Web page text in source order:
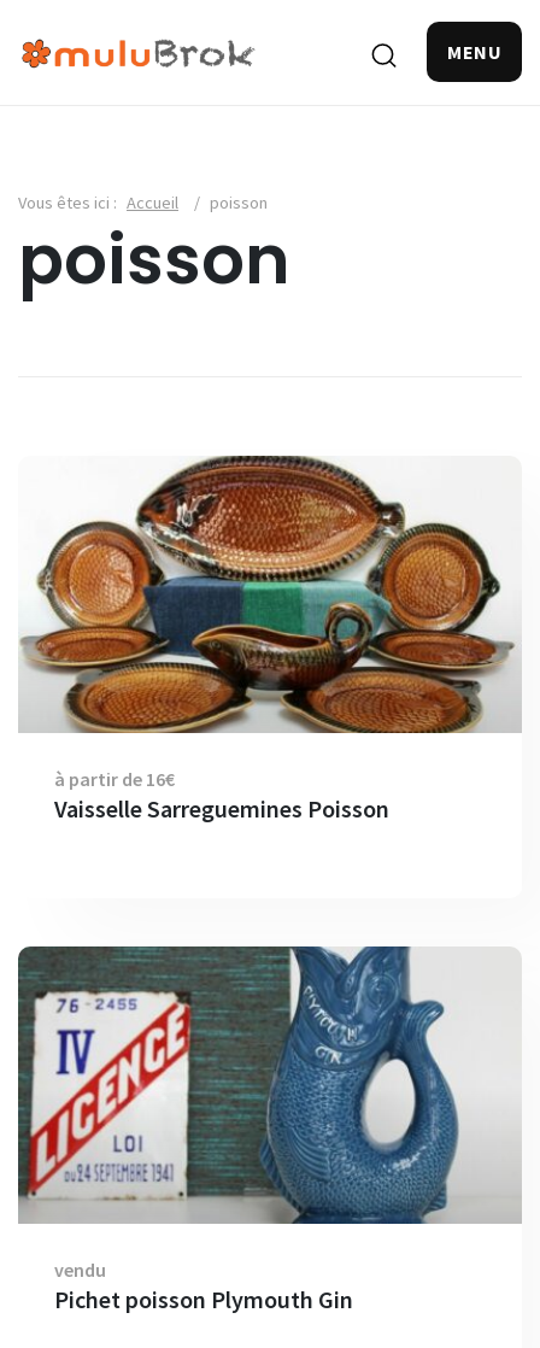
MENU
Vous êtes ici : Accueil / poisson
poisson
à partir de 16€
Vaisselle Sarreguemines Poisson
vendu
Pichet poisson Plymouth Gin